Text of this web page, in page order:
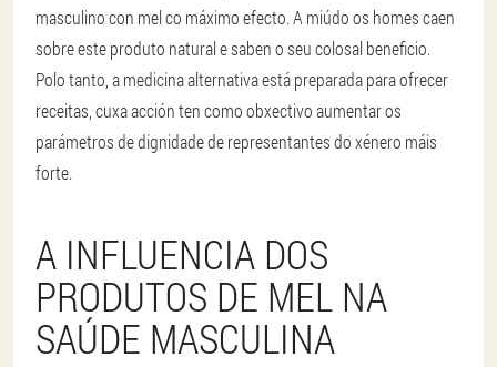
masculino con mel co máximo efecto. A miúdo os homes caen
sobre este produto natural e saben o seu colosal beneficio.
Polo tanto, a medicina alternativa está preparada para ofrecer
receitas, cuxa acción ten como obxectivo aumentar os
parámetros de dignidade de representantes do xénero máis
forte.
A INFLUENCIA DOS
PRODUTOS DE MEL NA
SAÚDE MASCULINA